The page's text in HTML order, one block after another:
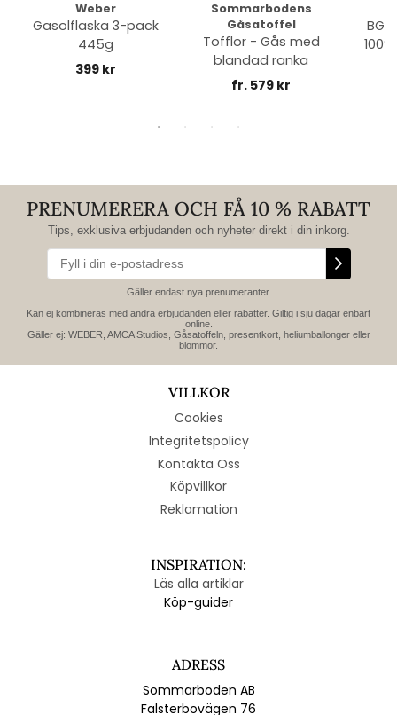
Weber
Gasolflaska 3-pack
445g
399 kr
Sommarbodens
Gåsatoffel
Tofflor - Gås med
blandad ranka
fr. 579 kr
PRENUMERERA OCH FÅ 10 % RABATT
Tips, exklusiva erbjudanden och nyheter direkt i din inkorg.
Gäller endast nya prenumeranter.
Kan ej kombineras med andra erbjudanden eller rabatter. Giltig i sju dagar enbart
online.
Gäller ej: WEBER, AMCA Studios, Gåsatoffeln, presentkort, heliumballonger eller
blommor.
VILLKOR
Cookies
Integritetspolicy
Kontakta Oss
Köpvillkor
Reklamation
INSPIRATION:
Läs alla artiklar
Köp-guider
ADRESS
Sommarboden AB
Falsterbovägen 76